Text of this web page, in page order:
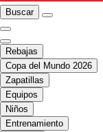
Buscar
Rebajas
Copa del Mundo 2026
Zapatillas
Equipos
Niños
Entrenamiento